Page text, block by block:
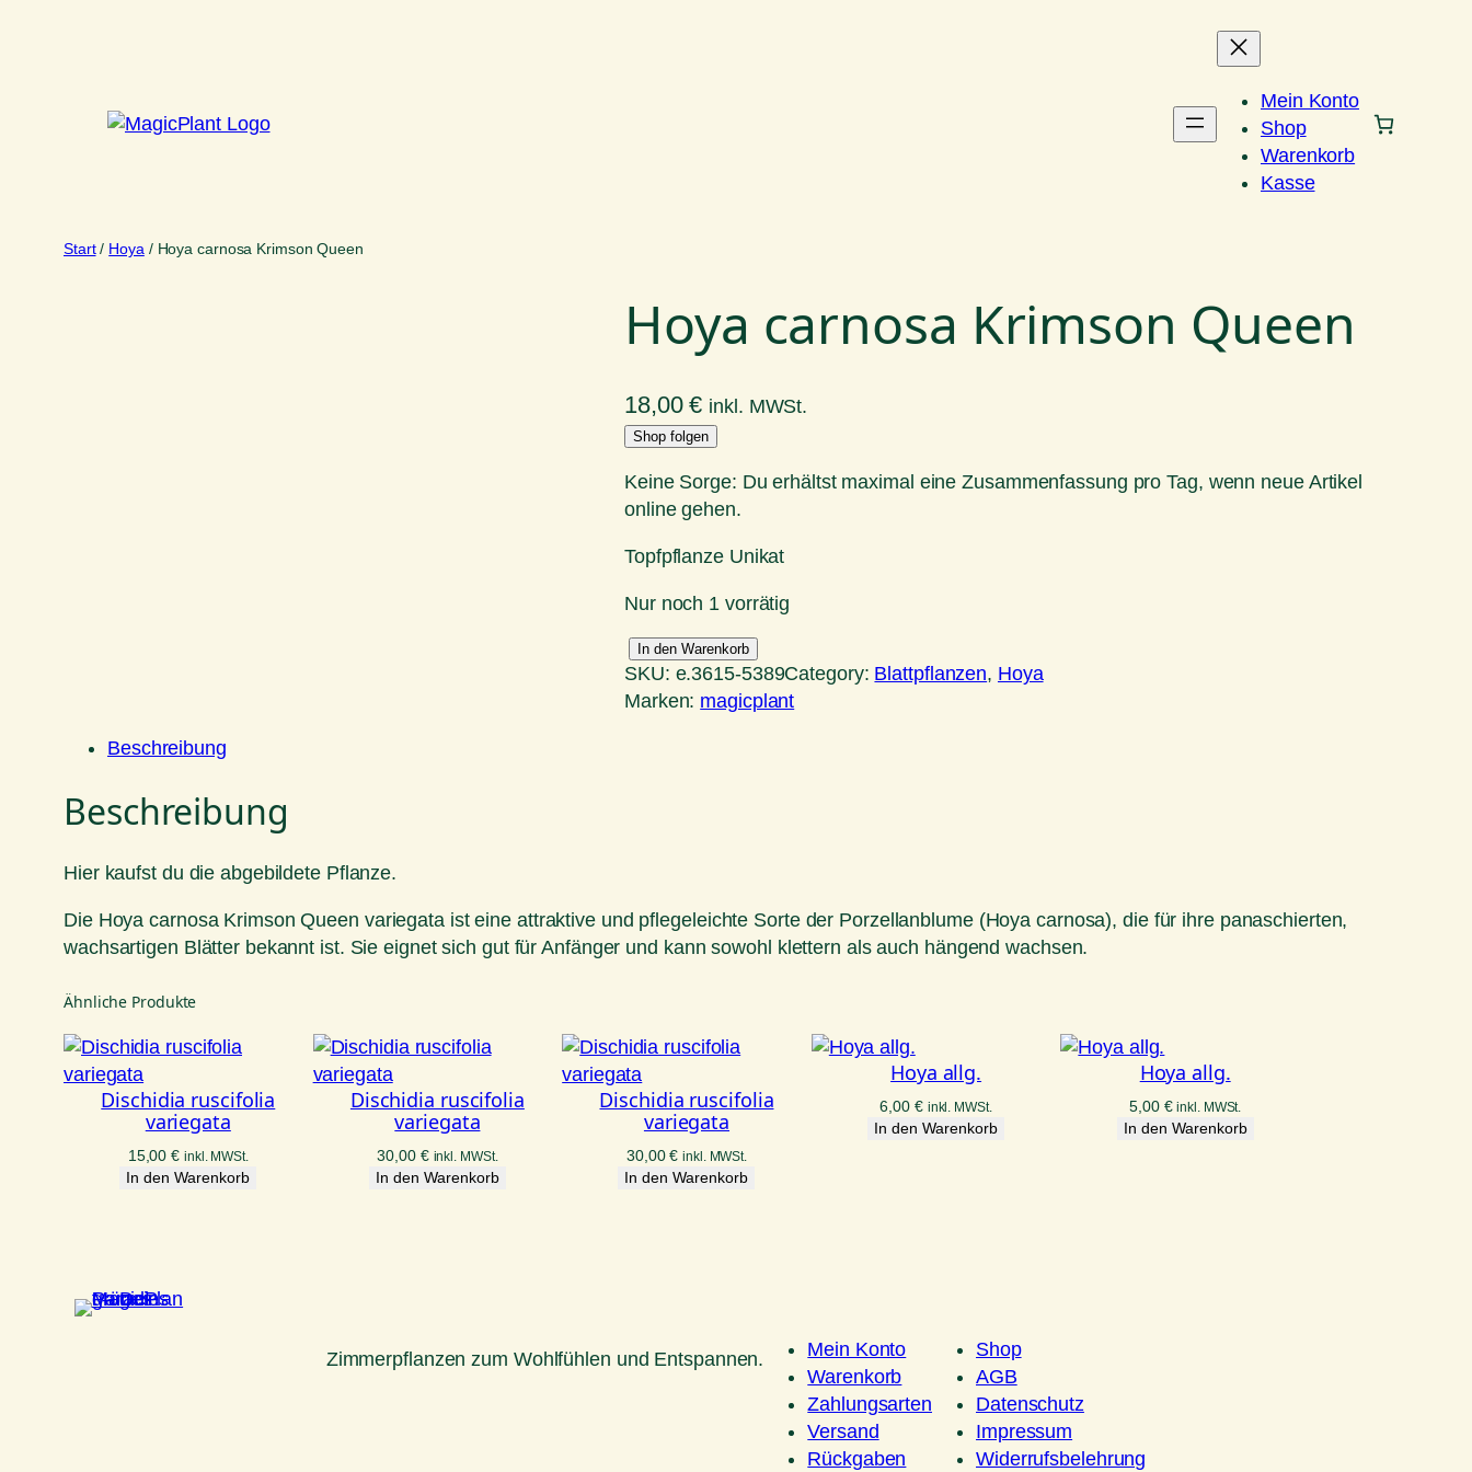
Mein Konto
Shop
Warenkorb
Kasse
Start/ Hoya / Hoya carnosa Krimson Queen
Hoya carnosa Krimson Queen
18,00€ inkl. MWSt.
Shop folgen
Keine Sorge: Du erhältst maximal eine Zusammenfassung pro Tag, wenn neue Artikel
online gehen.
Topfpflanze Unikat
Nur noch 1 vorrätig
o
y
a
K
s
o
n
u
g
In den Warenkorb
SKU: e.3615-5389Category: Blattpflanzen, Hoya
Marken: magicplant
Beschreibung
Beschreibung
Hier kaufst du die abgebildete Pflanze.
Die Hoya carnosa Krimson Queen variegata ist eine attraktive und pflegeleichte Sorte der Porzellanblume (Hoya carnosa), die für ihre panaschierten,
wachsartigen Blätter bekannt ist. Sie eignet sich gut für Anfänger und kann sowohl klettern als auch hängend wachsen.
Ähnliche Produkte
Dischidia ruscifolia
variegata
15,00€ inkl. MWSt.
In den Warenkorb
Dischidia ruscifolia
variegata
30,00 € inkl. MWSt.
In den Warenkorb
Dischidia ruscifolia
variegata
30,00€ inkl. MWSt.
In den Warenkorb
Hoya allg.
6,00 € inkl. MWSt.
In den Warenkorb
Hoya allg.
5,00 € inkl. MWSt.
In den Warenkorb
Zimmerpflanzen zum Wohlfühlen und Entspannen.
Mein Konto
Warenkorb
Zahlungsarten
Versand
Rückgaben
Shop
AGB
Datenschutz
Impressum
Widerrufsbelehrung